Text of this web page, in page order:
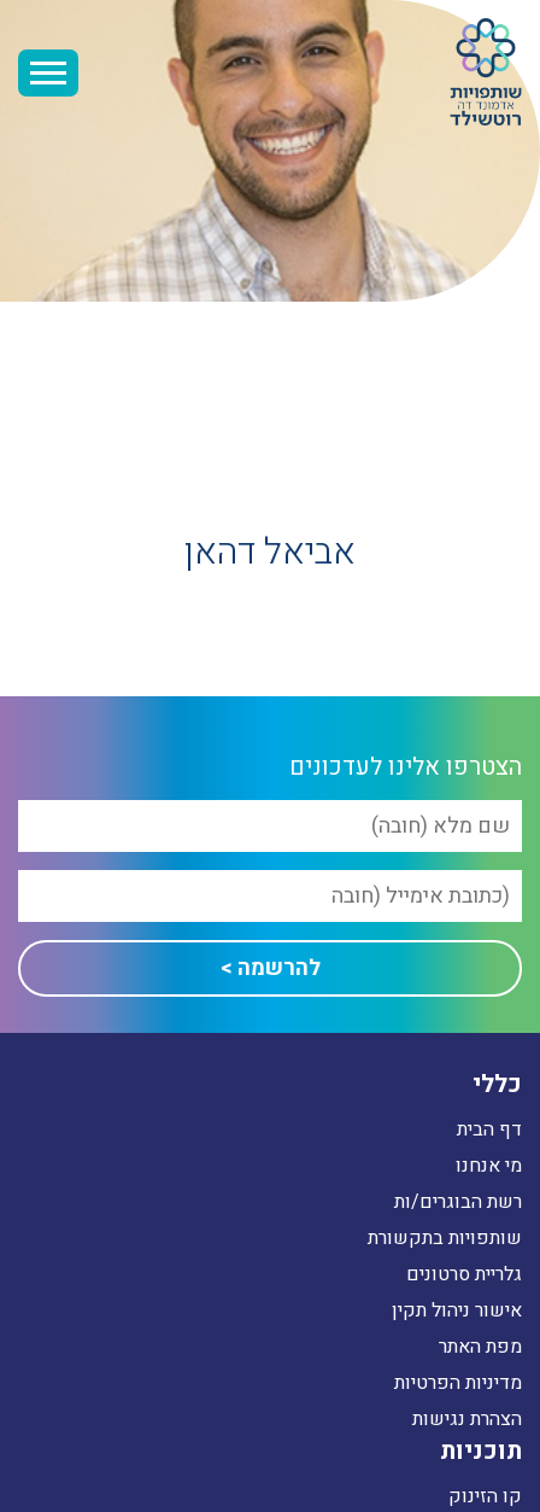
אביאל דהאן
הצטרפו אלינו לעדכונים
כללי
דף הבית
מי אנחנו
רשת הבוגרים/ות
שותפויות בתקשורת
גלריית סרטונים
אישור ניהול תקין
מפת האתר
מדיניות הפרטיות
הצהרת נגישות
תוכניות
קו הזינוק